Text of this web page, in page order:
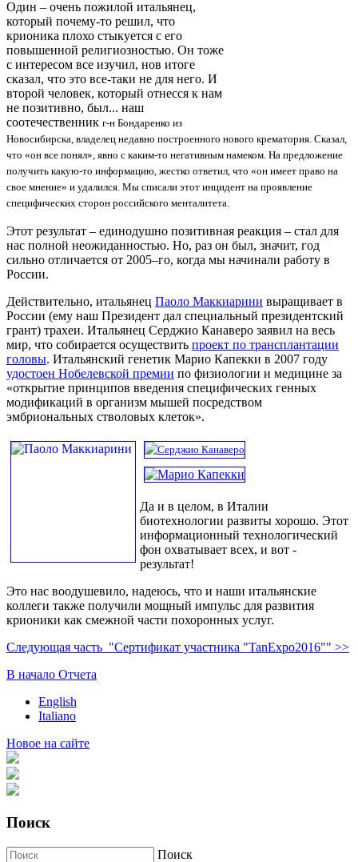
Один – очень пожилой итальянец,
который почему-то решил, что
крионика плохо стыкуется с его
повышенной религиозностью. Он тоже
с интересом все изучил, нов итоге
сказал, что это все-таки не для него. И
второй человек, который отнесся к нам
не позитивно, был... наш
соотечественник г-н Бондаренко из
Новосибирска, владелец недавно построенного нового крематория. Сказал,
что «он все понял», явно с каким-то негативным намеком. На предложение
получить какую-то информацию, жестко ответил, что «он имеет право на
свое мнение» и удалился. Мы списали этот инцидент на проявление
специфических сторон российского менталитета.
Этот результат – единодушно позитивная реакция – стал для
нас полной неожиданностью. Но, раз он был, значит, год
сильно отличается от 2005–го, когда мы начинали работу в
России.
Действительно, итальянец Паоло Маккиарини выращивает в
России (ему наш Президент дал специальный президентский
грант) трахеи. Итальянец Серджио Канаверо заявил на весь
мир, что собирается осуществить проект по трансплантации
головы. Итальянский генетик Марио Капекки в 2007 году
удостоен Нобелевской премии по физиологии и медицине за
«открытие принципов введения специфических генных
модификаций в организм мышей посредством
эмбриональных стволовых клеток».
Да и в целом, в Италии
биотехнологии развиты хорошо. Этот
информационный технологический
фон охватывает всех, и вот -
результат!
Это нас воодушевило, надеюсь, что и наши итальянские
коллеги также получили мощный импульс для развития
крионики как смежной части похоронных услуг.
Следующая часть "Сертификат участника "TanExpo2016"" >>
В начало Отчета
English
Italiano
Новое на сайте
Поиск
Поиск